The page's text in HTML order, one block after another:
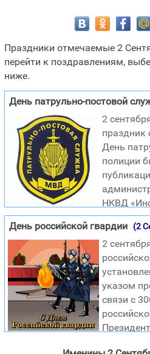
Праздники отмечаемые 2
перейти к поздравлениям,
ниже.
День патрульно-постовой
2
День
полиции
НКВД
милиционеру» в 1923 году.
регламентировались общие
службе, а также обязанности и
1926 году практически в
подразделения ППС, для
введена единая форма
отличительный знак. Главной
ППС была охрана
в местах общего
День российской гвардии (2
2
указом
связи с